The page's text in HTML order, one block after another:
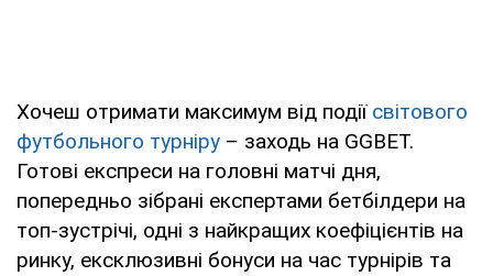
Хочеш отримати максимум від події світового
футбольного турніру – заходь на GGBET.
Готові експреси на головні матчі дня,
попередньо зібрані експертами бетбілдери на
топ-зустрічі, одні з найкращих коефіцієнтів на
ринку, ексклюзивні бонуси на час турнірів та